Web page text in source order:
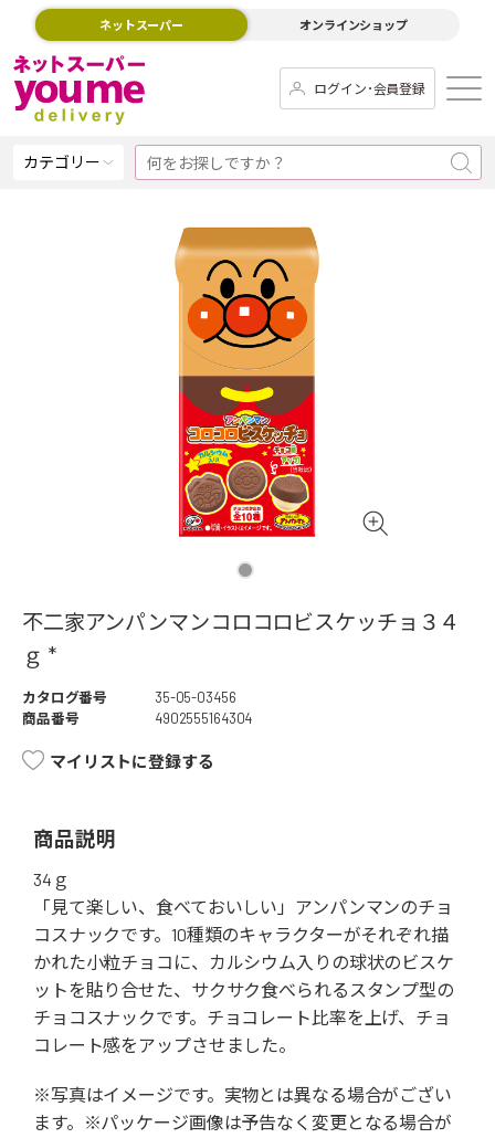
ネットスーパー オンラインショップ
ログイン･会員登録
カテゴリー
不二家アンパンマンコロコロビスケッチョ３４
ｇ *
カタログ番号
35-05-03456
商品番号
4902555164304
マイリストに登録する
商品説明
34ｇ
「見て楽しい、食べておいしい」アンパンマンのチョ
コスナックです。10種類のキャラクターがそれぞれ描
かれた小粒チョコに、カルシウム入りの球状のビスケ
ットを貼り合せた、サクサク食べられるスタンプ型の
チョコスナックです。チョコレート比率を上げ、チョ
コレート感をアップさせました。
※写真はイメージです。実物とは異なる場合がござい
ます。※パッケージ画像は予告なく変更となる場合が